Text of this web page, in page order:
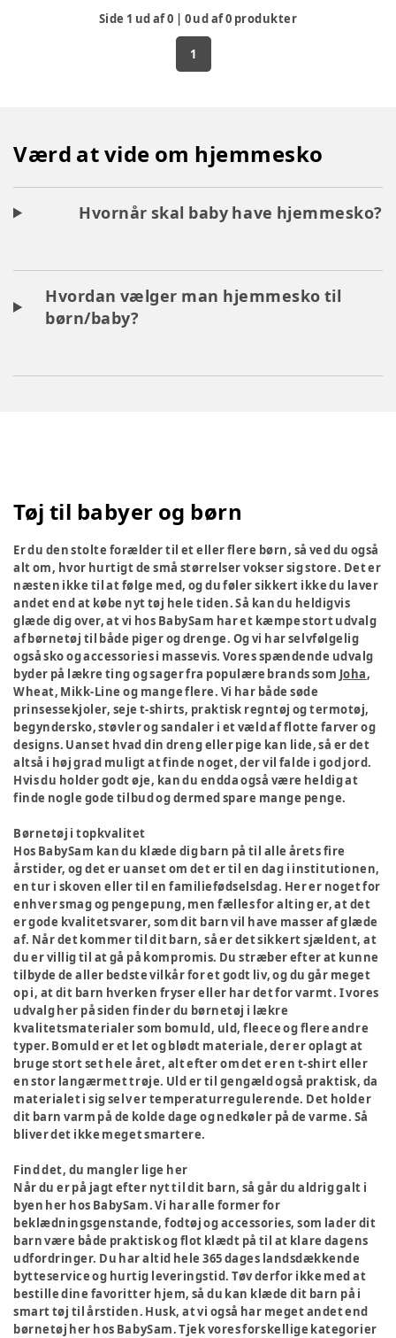
Side 1 ud af0 | 0ud af0 produkter
1
Værd at vide om hjemmesko
Hvornår skal baby have hjemmesko?
Hvordan vælger man hjemmesko til
børn/baby?
Tøj til babyer og børn
Er du den stolte forælder til et eller flere børn, så ved du også
alt om, hvor hurtigt de små størrelser vokser sig store. Det er
næsten ikke til at følge med, og du føler sikkert ikke du laver
andet end at købe nyt tøj hele tiden. Så kan du heldigvis
glæde dig over, at vi hos BabySam har et kæmpe stort udvalg
af børnetøj til både piger og drenge. Og vi har selvfølgelig
også sko og accessories i massevis. Vores spændende udvalg
byder på lækre ting og sager fra populære brands som Joha,
Wheat, Mikk-Line og mange flere. Vi har både søde
prinsessekjoler, seje t-shirts, praktisk regntøj og termotøj,
begyndersko, støvler og sandaler i et væld af flotte farver og
designs. Uanset hvad din dreng eller pige kan lide, så er det
altså i høj grad muligt at finde noget, der vil falde i god jord.
Hvis du holder godt øje, kan du endda også være heldig at
finde nogle gode tilbud og dermed spare mange penge.
Børnetøj i topkvalitet
Hos BabySam kan du klæde dig barn på til alle årets fire
årstider, og det er uanset om det er til en dag i institutionen,
en tur i skoven eller til en familiefødselsdag. Her er noget for
enhver smag og pengepung, men fælles for alting er, at det
er gode kvalitetsvarer, som dit barn vil have masser af glæde
af. Når det kommer til dit barn, så er det sikkert sjældent, at
du er villig til at gå på kompromis. Du stræber efter at kunne
tilbyde de aller bedste vilkår for et godt liv, og du går meget
op i, at dit barn hverken fryser eller har det for varmt. I vores
udvalg her på siden finder du børnetøj i lækre
kvalitetsmaterialer som bomuld, uld, fleece og flere andre
typer. Bomuld er et let og blødt materiale, der er oplagt at
bruge stort set hele året, alt efter om det er en t-shirt eller
en stor langærmet trøje. Uld er til gengæld også praktisk, da
materialet i sig selv er temperaturregulerende. Det holder
dit barn varm på de kolde dage og nedkøler på de varme. Så
bliver det ikke meget smartere.
Find det, du mangler lige her
Når du er på jagt efter nyt til dit barn, så går du aldrig galt i
byen her hos BabySam. Vi har alle former for
beklædningsgenstande, fodtøj og accessories, som lader dit
barn være både praktisk og flot klædt på til at klare dagens
udfordringer. Du har altid hele 365 dages landsdækkende
bytteservice og hurtig leveringstid. Tøv derfor ikke med at
bestille dine favoritter hjem, så du kan klæde dit barn på i
smart tøj til årstiden. Husk, at vi også har meget andet end
børnetøj her hos BabySam. Tjek vores forskellige kategorier